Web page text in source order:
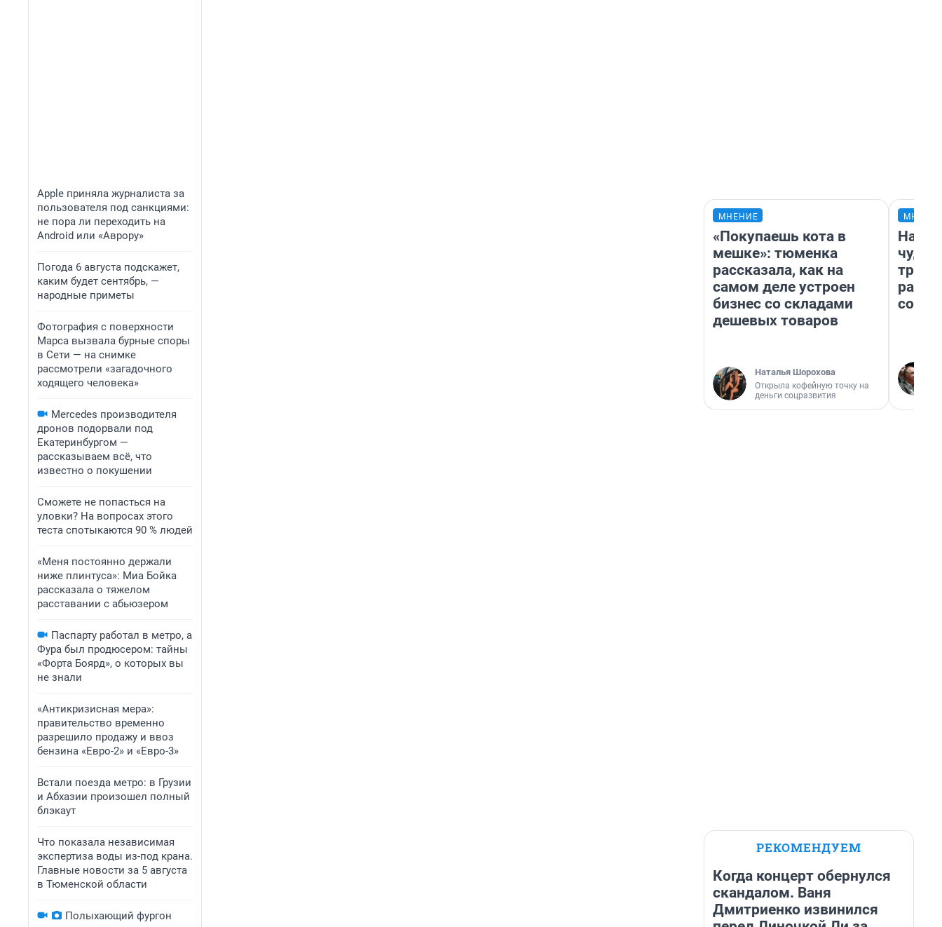
Apple приняла журналиста за
пользователя под санкциями:
не пора ли переходить на
Android или «Аврору»
Погода 6 августа подскажет,
каким будет сентябрь, —
народные приметы
Фотография с поверхности
Марса вызвала бурные споры
в Сети — на снимке
рассмотрели «загадочного
ходящего человека»
Mercedes производителя
дронов подорвали под
Екатеринбургом —
рассказываем всё, что
известно о покушении
Сможете не попасться на
уловки? На вопросах этого
теста спотыкаются 90 % людей
«Меня постоянно держали
ниже плинтуса»: Миа Бойка
рассказала о тяжелом
расставании с абьюзером
Паспарту работал в метро, а
Фура был продюсером: тайны
«Форта Боярд», о которых вы
не знали
«Антикризисная мера»:
правительство временно
разрешило продажу и ввоз
бензина «Евро-2» и «Евро-3»
Встали поезда метро: в Грузии
и Абхазии произошел полный
блэкаут
Что показала независимая
экспертиза воды из-под крана.
Главные новости за 5 августа
в Тюменской области
Полыхающий фургон
МНЕНИЕ
«Покупаешь кота в
мешке»: тюменка
рассказала, как на
самом деле устроен
бизнес со складами
дешевых товаров
Наталья Шорохова
Открыла кофейную точку на
деньги соцразвития
РЕКОМЕНДУЕМ
Когда концерт обернулся
скандалом. Ваня
Дмитриенко извинился